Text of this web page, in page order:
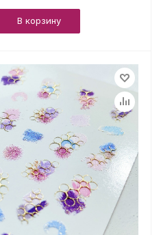
В корзину